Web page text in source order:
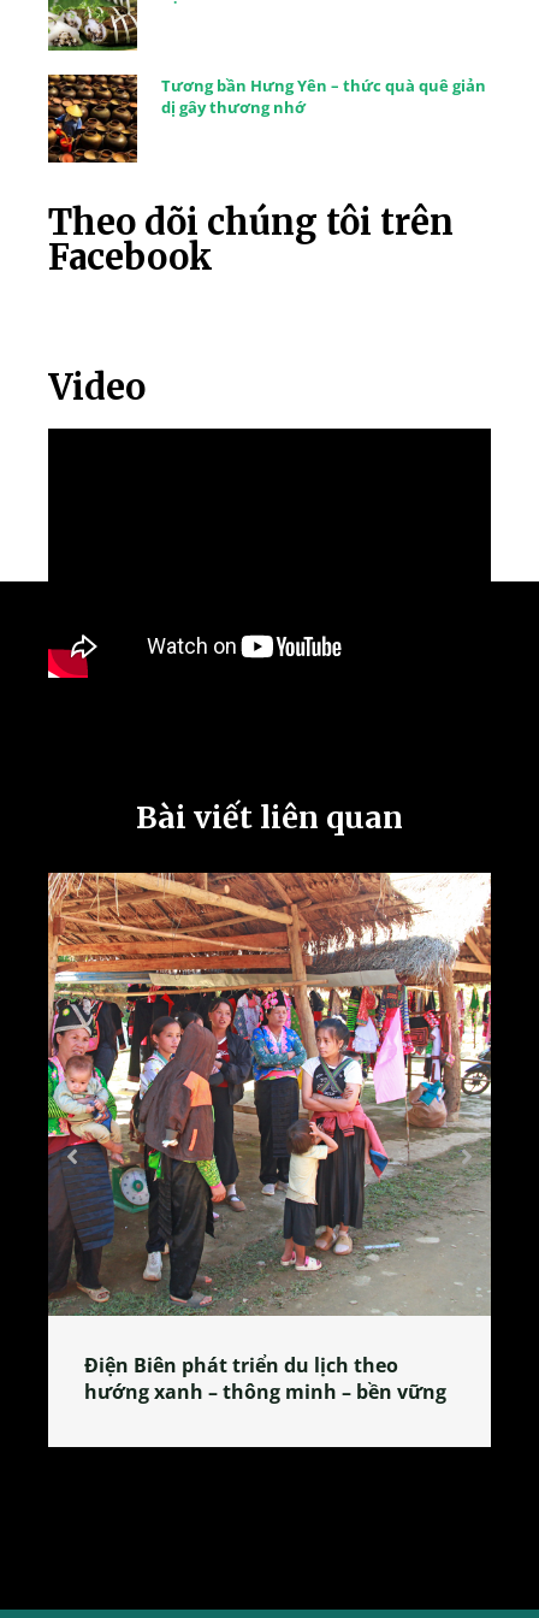
Tương bần Hưng Yên – thức quà quê giản
dị gây thương nhớ
Theo dõi chúng tôi trên
Facebook
Video
Bài viết liên quan
Làng làm bánh tẻ Phú Nhi – nơi lan
tỏa đặc sản xứ Đoài